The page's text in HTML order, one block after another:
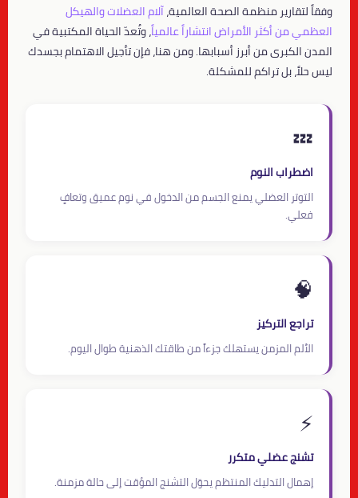
وفقاً لتقارير منظمة الصحة العالمية،آلام العضلات والهيكل
العظمي من أكثر الأمراض انتشاراً عالمياً، وتُعدّ الحياة المكتبية في
المدن الكبرى من أبرز أسبابها. ومن هنا، فإن تأجيل الاهتمام بجسدك
ليس حلاً، بل تراكم للمشكلة.
💤
اضطراب النوم
التوتر العضلي يمنع الجسم من الدخول في نوم عميق وتعافٍ
فعلي.
🧠
تراجع التركيز
الألم المزمن يستهلك جزءاً من طاقتك الذهنية طوال اليوم.
⚡
تشنج عضلي متكرر
إهمال التدليك المنتظم يحوّل التشنج المؤقت إلى حالة مزمنة.